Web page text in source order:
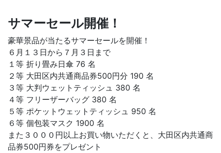
サマーセール開催！
豪華景品が当たるサマーセールを開催！
６月１３日から７月３日まで
１等 折り畳み日傘 76 名
２等 大田区内共通商品券500円分 190 名
３等 大判ウェットティッシュ 380 名
４等 フリーザーバッグ 380 名
５等 ポケットウェットティッシュ 950 名
６等 個包装マスク 1900 名
また３０００円以上お買い物いただくと、大田区内共通商
品券500円券をプレゼント